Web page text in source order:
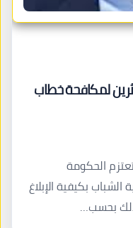
لمكافحة خطاب
الحكومة
الشباب بكيفية الإبلاغ
بحسب…